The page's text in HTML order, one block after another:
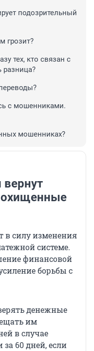
подозрительный
грозит?
тех, кто связан с
с мошенниками.
мошенниках?
вернут
в силу изменения
системе.
финансовой
борьбы с
денежные
им
в случае
60 дней, если